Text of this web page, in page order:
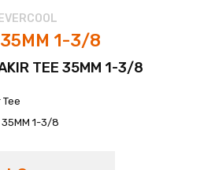
EVERCOOL
1-3/8
TEE 35MM 1-3/8
Tee
35MM 1-3/8